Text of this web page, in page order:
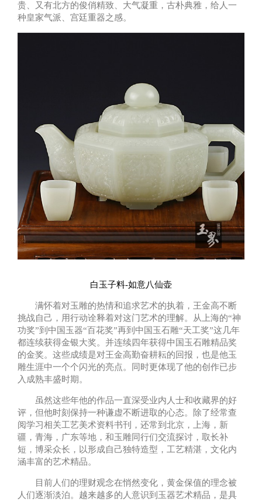
贵、又有北方的俊俏精致、大气凝重，古朴典雅，给人一
种皇家气派、宫廷重器之感。
白玉子料-如意八仙壶
满怀着对玉雕的热情和追求艺术的执着，王金高不断
挑战自己，用行动诠释着对这门艺术的理解。从上海的“神
功奖”到中国玉器“百花奖”再到中国玉石雕“天工奖”这几年
都连续获得金银大奖。并连续四年获得中国玉石雕精品奖
的金奖。这些成绩是对王金高勤奋耕耘的回报，也是他玉
雕生涯中一个个闪光的亮点。同时更体现了他的创作已步
入成熟丰盛时期。
虽然这些年他的作品一直深受业内人士和收藏界的好
评，但他时刻保持一种谦虚不断进取的心态。除了经常查
阅学习相关工艺美术资料书刊，还常到北京，上海，新
疆，青海，广东等地，和玉雕同行们交流探讨，取长补
短，博采众长，以形成自己独特造型，工艺精湛，文化内
涵丰富的艺术精品。
目前人们的理财观念在悄然变化，黄金保值的理念被
人们逐渐淡泊。越来越多的人意识到玉器艺术精品，是具